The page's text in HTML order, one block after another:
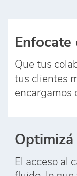
Que tus
tus clientes
encargamos
El acceso al